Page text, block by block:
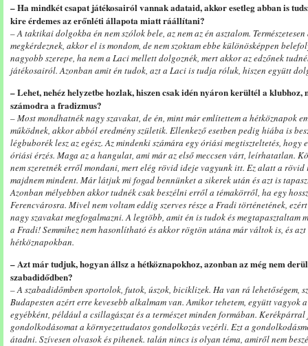
– Ha mindkét csapat játékosairól vannak adataid, akkor esetleg abban is
kire érdemes az erőnléti állapota miatt ráállítani?
– A taktikai dolgokba én nem szólok bele, az nem az én asztalom.
megkérdeznek, akkor el is mondom, de nem szoktam ebbe különösképpen
nagyobb szerepe, ha nem a Laci mellett dolgoznék, mert akkor az edzőnek
játékosairól. Azonban amit én tudok, azt a Laci is tudja róluk, hiszen együtt
– Lehet, nehéz helyzetbe hozlak, hiszen csak idén nyáron kerültél a klubhoz,
számodra a fradizmus?
– Most mondhatnék nagy szavakat, de én, mint már említettem a hétköznapok
működnek, akkor abból eredmény születik. Ellenkező esetben pedig hiába is
légbuborék lesz az egész. Az mindenki számára egy óriási megtiszteltetés,
óriási érzés. Maga az a hangulat, ami már az első meccsen várt, leírhatatlan.
nem szeretnék erről mondani, mert elég rövid ideje vagyunk itt. Ez alatt a
majdnem mindent. Már látjuk mi fogad bennünket a sikerek után és azt is
Azonban mélyebben akkor tudnék csak beszélni erről a témakörről, ha egy
Ferencvárosra. Mivel nem voltam eddig szerves része a Fradi történetének,
nagy szavakat megfogalmazni. A legtöbb, amit én is tudok és megtapasztaltam
a Fradi! Semmihez nem hasonlítható és akkor rögtön utána már váltok is, és azt
hétköznapokban.
– Azt már tudjuk, hogyan állsz a hétköznapokhoz, azonban az még nem
szabadidődben?
– A szabadidőmben sportolok, futok, úszok, biciklizek. Ha van rá lehetőségem,
Budapesten azért erre kevesebb alkalmam van. Amikor tehetem, együtt vagyok
egyébként, például a csillagászat és a természet minden formában.
gondolkodásomat a környezettudatos gondolkozás vezérli. Ezt a
átadni. Szívesen olvasok és pihenek. talán nincs is olyan téma, amiről nem